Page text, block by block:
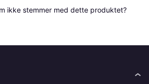
ikke stemmer med dette produktet?